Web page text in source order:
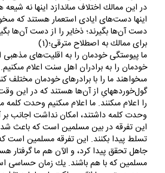
در اين ممالك اختلاف مى‏اندازد اينها نه
اينها دست‌هاى ايادى استعمار هستند كه
دست آن‌ها بگيرند؛ ذخاير را از دست آن‌ها
براى ممالك به اصطلاح مترقى؛(1)
ما پيوستگى خودمان را به اقليت‌هاى مذهبى
خودمان را به برادران اهل سنت اعلام
مى‏خواهند ما را با برادرهاى خودمان مختلف
گول‌خورده‏هاىِ از آن‌ها هستند كه در اين
را اعلام مى‏كنند. ما اعلام مى‏كنيم وحدت
وحدت كلمه داشتند، امكان نداشت اجانب بر
اين تفرقه در بين مسلمين است كه باعث
تسلط پيدا بكنند. اين تفرقه مسلمين است
جاهل تحقق پيدا كرد، و الآن هم ما
مسلمين كه با هم باشند. يك زمان حساسى